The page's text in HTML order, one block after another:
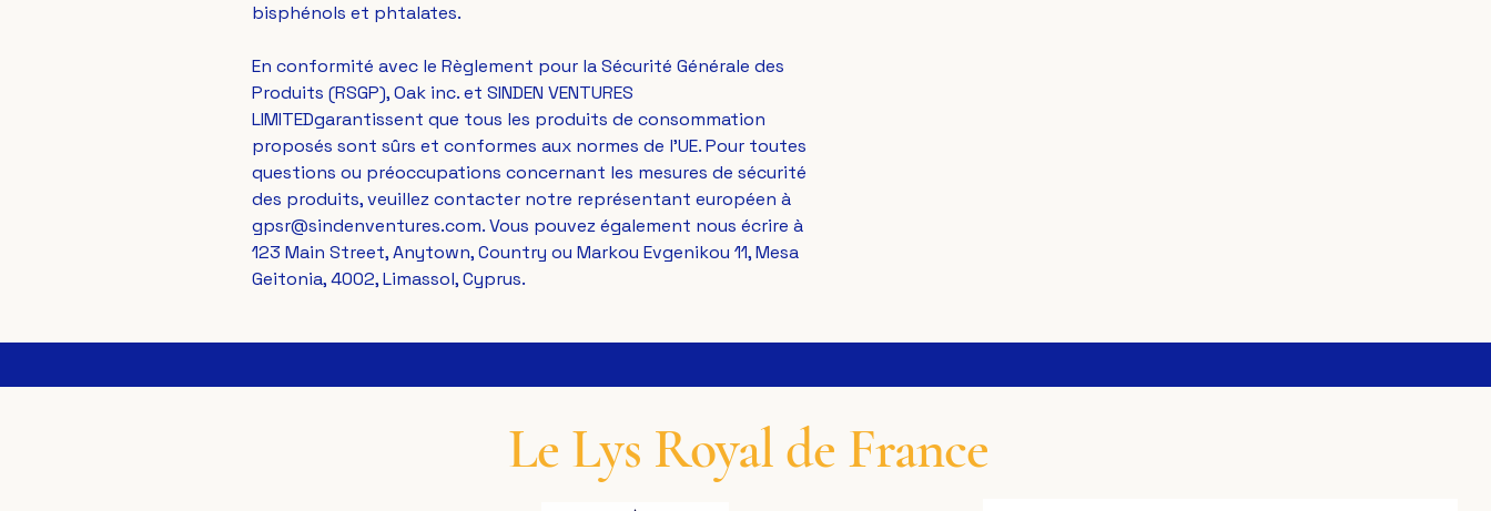
bisphénols et phtalates.
En conformité avec le Règlement pour la Sécurité Générale des
Produits (RSGP), Oak inc. et SINDEN VENTURES
LIMITEDgarantissent que tous les produits de consommation
proposés sont sûrs et conformes aux normes de l'UE. Pour toutes
questions ou préoccupations concernant les mesures de sécurité
gpsr@sindenventures.com
123 Main Street, Anytown, Country ou Markou Evgenikou 11, Mesa
Geitonia, 4002, Limassol, Cyprus.
Le Lys Royal de France